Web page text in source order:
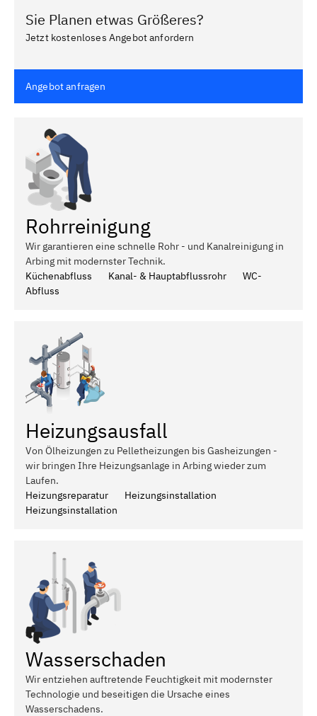
Sie Planen etwas Größeres?
Jetzt kostenloses Angebot anfordern
Angebot anfragen
Rohrreinigung
Wir garantieren eine schnelle Rohr - und Kanalreinigung in
Arbing mit modernster Technik.
Küchenabfluss
Kanal- & Hauptabflussrohr
WC-
Abfluss
Heizungsausfall
Von Ölheizungen zu Pelletheizungen bis Gasheizungen -
wir bringen Ihre Heizungsanlage in Arbing wieder zum
Laufen.
Heizungsreparatur
Heizungsinstallation
Heizungsinstallation
Wasserschaden
Wir entziehen auftretende Feuchtigkeit mit modernster
Technologie und beseitigen die Ursache eines
Wasserschadens.